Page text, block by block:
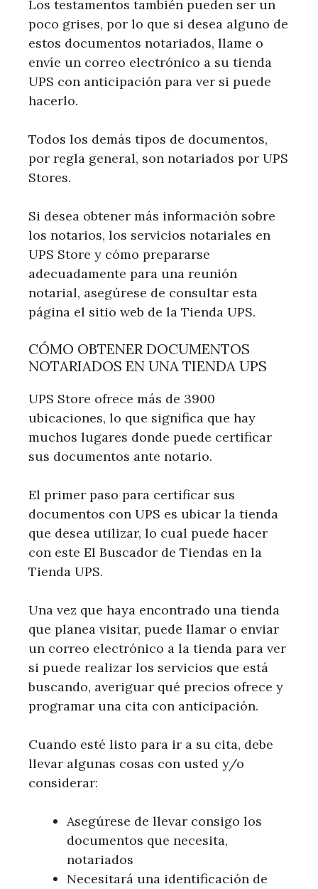
Los testamentos también pueden ser un
poco grises, por lo que si desea alguno de
estos documentos notariados, llame o
envíe un correo electrónico a su tienda
UPS con anticipación para ver si puede
hacerlo.
Todos los demás tipos de documentos,
por regla general, son notariados por UPS
Stores.
Si desea obtener más información sobre
los notarios, los servicios notariales en
UPS Store y cómo prepararse
adecuadamente para una reunión
notarial, asegúrese de consultar esta
página el sitio web de la Tienda UPS.
CÓMO OBTENER DOCUMENTOS
NOTARIADOS EN UNA TIENDA UPS
UPS Store ofrece más de 3900
ubicaciones, lo que significa que hay
muchos lugares donde puede certificar
sus documentos ante notario.
El primer paso para certificar sus
documentos con UPS es ubicar la tienda
que desea utilizar, lo cual puede hacer
con este El Buscador de Tiendas en la
Tienda UPS.
Una vez que haya encontrado una tienda
que planea visitar, puede llamar o enviar
un correo electrónico a la tienda para ver
si puede realizar los servicios que está
buscando, averiguar qué precios ofrece y
programar una cita con anticipación.
Cuando esté listo para ir a su cita, debe
llevar algunas cosas con usted y/o
considerar:
Asegúrese de llevar consigo los
documentos que necesita,
notariados
Necesitará una identificación de